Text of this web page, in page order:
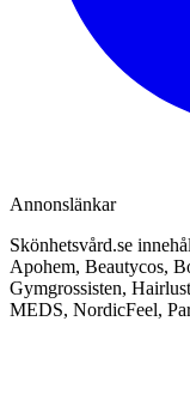
Annonslänkar
Skönhetsvård.se
Apohem, Beautycos,
Gymgrossisten,
MEDS, NordicFeel,